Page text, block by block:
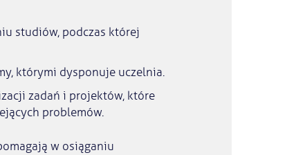
studiów, podczas której
którymi dysponuje uczelnia.
zadań i projektów, które
problemów.
w osiąganiu